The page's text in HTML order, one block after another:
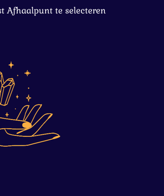
Afhaalpunt te selecteren